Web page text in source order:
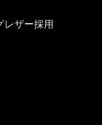
レザー採用